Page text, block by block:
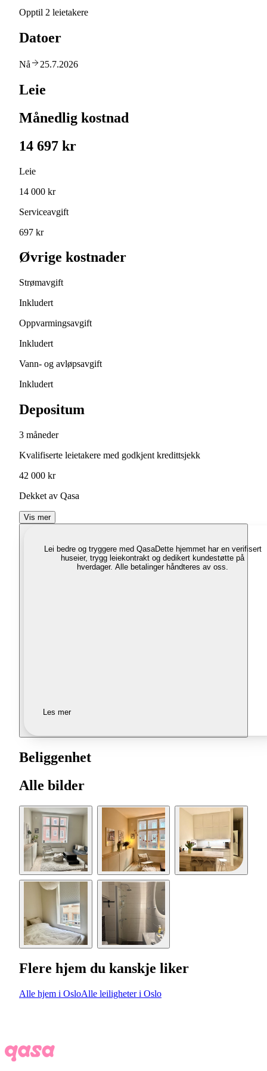
Opptil 2 leietakere
Datoer
Nå 25.7.2026
Leie
Månedlig kostnad
14 697 kr
Leie
14 000 kr
Serviceavgift
697 kr
Øvrige kostnader
Strømavgift
Inkludert
Oppvarmingsavgift
Inkludert
Vann- og avløpsavgift
Inkludert
Depositum
3 måneder
Kvalifiserte leietakere med godkjent kredittsjekk
42 000 kr
Dekket av Qasa
Vis mer
Lei bedre og tryggere med QasaDette hjemmet har en verifisert
huseier, trygg leiekontrakt og dedikert kundestøtte på
hverdager. Alle betalinger håndteres av oss.
Les mer
Beliggenhet
Alle bilder
Flere hjem du kanskje liker
Alle hjem i OsloAlle leiligheter i Oslo